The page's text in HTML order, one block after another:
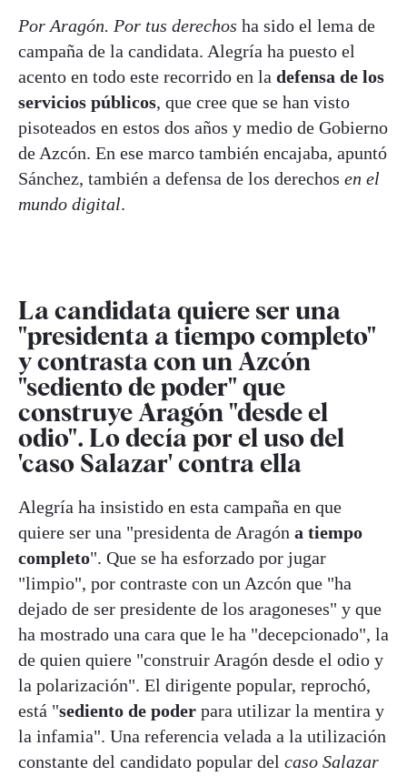
Por Aragón. Por tus derechos ha sido el lema de
campaña de la candidata. Alegría ha puesto el
acento en todo este recorrido en la defensa de los
servicios públicos, que cree que se han visto
pisoteados en estos dos años y medio de Gobierno
de Azcón. En ese marco también encajaba, apuntó
Sánchez, también a defensa de los derechos en el
mundo digital.
La candidata quiere ser una
"presidenta a tiempo completo"
y contrasta con un Azcón
"sediento de poder" que
construye Aragón "desde el
odio". Lo decía por el uso del
'caso Salazar' contra ella
Alegría ha insistido en esta campaña en que
quiere ser una "presidenta de Aragón a tiempo
completo". Que se ha esforzado por jugar
"limpio", por contraste con un Azcón que "ha
dejado de ser presidente de los aragoneses" y que
ha mostrado una cara que le ha "decepcionado", la
de quien quiere "construir Aragón desde el odio y
la polarización". El dirigente popular, reprochó,
está "sediento de poder para utilizar la mentira y
la infamia". Una referencia velada a la utilización
constante del candidato popular del caso Salazar